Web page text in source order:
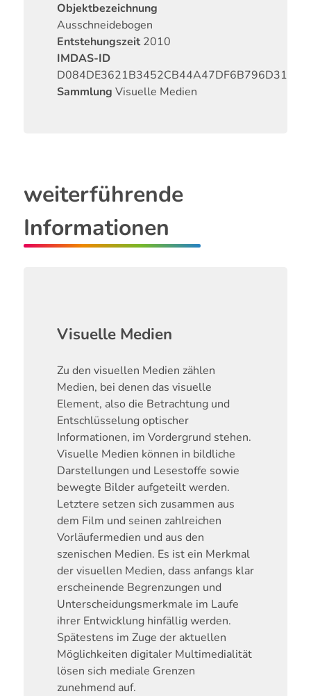
Objektbezeichnung
Ausschneidebogen
Entstehungszeit 2010
IMDAS-ID
D084DE3621B3452CB44A47DF6B796D31
Sammlung Visuelle Medien
weiterführende
Informationen
Visuelle Medien
Zu den visuellen Medien zählen
Medien, bei denen das visuelle
Element, also die Betrachtung und
Entschlüsselung optischer
Informationen, im Vordergrund stehen.
Visuelle Medien können in bildliche
Darstellungen und Lesestoffe sowie
bewegte Bilder aufgeteilt werden.
Letztere setzen sich zusammen aus
dem Film und seinen zahlreichen
Vorläufermedien und aus den
szenischen Medien. Es ist ein Merkmal
der visuellen Medien, dass anfangs klar
erscheinende Begrenzungen und
Unterscheidungsmerkmale im Laufe
ihrer Entwicklung hinfällig werden.
Spätestens im Zuge der aktuellen
Möglichkeiten digitaler Multimedialität
lösen sich mediale Grenzen
zunehmend auf.